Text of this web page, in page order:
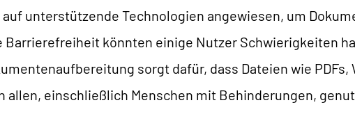
TYPO3 Barrierefreiheit Testen
TYPO3 Support & Wartung
TYPO3 Freelancer
WIR SIND NITSAN
Über uns
T3PLANET
unterstützende Technologien angewiesen, um
Barrierefreiheit könnten einige Nutzer Schwierigkeiten
sorgt dafür, dass Dateien wie
allen, einschließlich Menschen mit Behinderungen,